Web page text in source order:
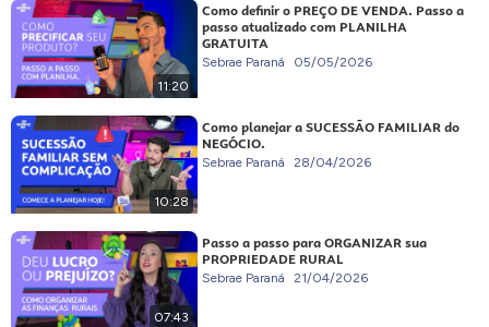
11:20
Como definir o PREÇO DE VENDA. Passo a
passo atualizado com PLANILHA
GRATUITA
Sebrae Paraná 05/05/2026
10:28
Como planejar a SUCESSÃO FAMILIAR do
NEGÓCIO.
Sebrae Paraná 28/04/2026
07:43
Passo a passo para ORGANIZAR sua
PROPRIEDADE RURAL
Sebrae Paraná 21/04/2026